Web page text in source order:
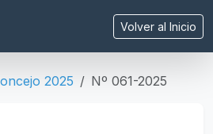
Volver al Inicio
2025 Nº 061-2025